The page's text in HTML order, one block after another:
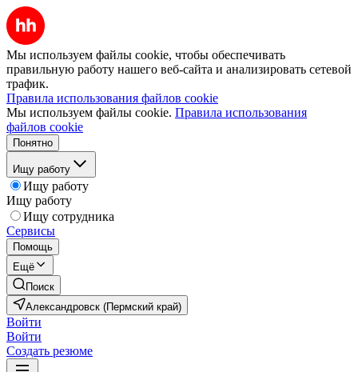
Мы используем файлы cookie, чтобы обеспечивать
правильную работу нашего веб-сайта и анализировать сетевой
трафик.
Правила использования файлов cookie
Мы используем файлы cookie. Правила использования
файлов cookie
Понятно
Ищу работу
Ищу работу
Ищу работу
Ищу сотрудника
Сервисы
Помощь
Ещё
Поиск
Александровск (Пермский край)
Войти
Войти
Создать резюме